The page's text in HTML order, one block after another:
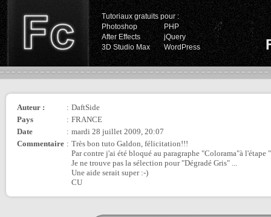
Tutoriaux gratuits pour :
Photoshop
PHP
After Effects
jQuery
3D Studio Max
WordPress
Auteur : : DaftSide
Pays
: FRANCE
Date
: mardi 28 juillet 2009, 20:07
Commentaire : Très bon tuto Galdon, félicitation!!!
Par contre j'ai été bloqué au paragraphe "Colorama"à
Je ne trouve pas la sélection pour "Dégradé Gris" ...
Une aide serait super :-)
CU